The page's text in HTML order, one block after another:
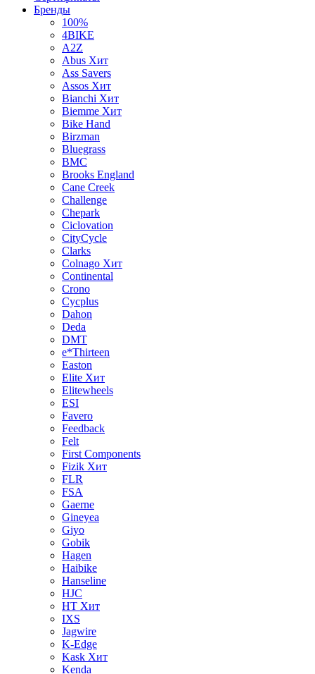
Бренды
100%
4BIKE
A2Z
Abus Хит
Ass Savers
Assos Хит
Bianchi Хит
Biemme Хит
Bike Hand
Birzman
Bluegrass
BMC
Brooks England
Cane Creek
Challenge
Chepark
Ciclovation
CityCycle
Clarks
Colnago Хит
Continental
Crono
Cycplus
Dahon
Deda
DMT
e*Thirteen
Easton
Elite Хит
Elitewheels
ESI
Favero
Feedback
Felt
First Components
Fizik Хит
FLR
FSA
Gaerne
Gineyea
Giyo
Gobik
Hagen
Haibike
Hanseline
HJC
HT Хит
IXS
Jagwire
K-Edge
Kask Хит
Kenda